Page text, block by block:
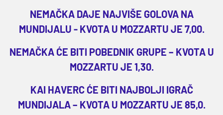
NEMAČKA DAJE NAJVIŠE GOLOVA NA
MUNDIJALU - KVOTA U MOZZARTU JE 7,00.
NEMAČKA ĆE BITI POBEDNIK GRUPE – KVOTA U
MOZZARTU JE 1,30.
KAI HAVERC ĆE BITI NAJBOLJI IGRAČ
MUNDIJALA – KVOTA U MOZZARTU JE 85,0.